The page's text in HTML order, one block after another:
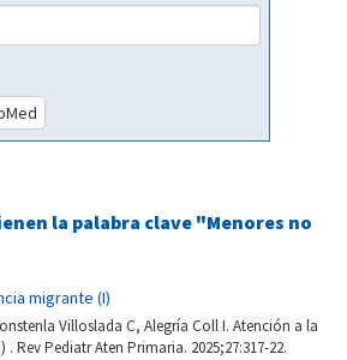
la palabra clave "Menores no
migrante (I)
Villoslada C, Alegría Coll I. Atención a la
Rev Pediatr Aten Primaria. 2025;27:317-22.